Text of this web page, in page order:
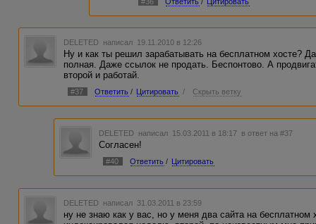
DELETED написал 19.11.2010 в 12:26
Ну и как ты решил зарабатывать на бесплатном хосте?
полная. Даже ссылок не продать. Беспонтово. А
второй и работай.
#37 Ответить / Цитировать / Скрыть ветку
DELETED написал 15.03.2011 в 18:17 в ответ на #37
Согласен!
#40 Ответить / Цитировать
DELETED написал 31.03.2011 в 23:59
ну не знаю как у вас, но у меня два сайта на бесплатном